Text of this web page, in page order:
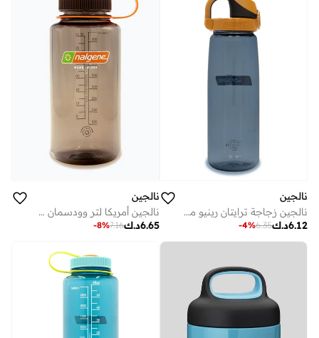
نالجين
نالجين زجاجة ترايتان رينيو مل وحيد القرن مع بني أسود مستدام
د.ك6.12
6.35
-4%
نالجين
نالجين أمريكا لتر وودسمان سستاين
د.ك6.65
7.16
-8%